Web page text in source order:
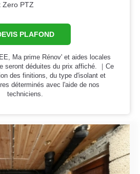
Zero PTZ
PLAFOND
Ma prime Rénov' et aides locales
seront déduites du prix affiché. ｜Ce
des finitions, du type d'isolant et
déterminés avec l'aide de nos
techniciens.